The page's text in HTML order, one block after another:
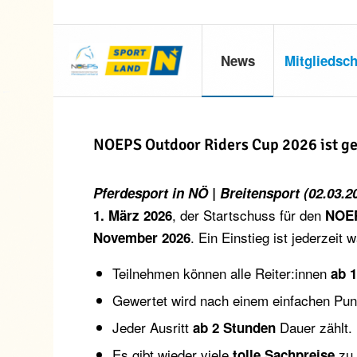
News
NOEPS Outdoor Riders Cup 2026 ist
Pferdesport in NÖ | Breitensport
1. März 2026, der Startschuss für den
November 2026. Ein Einstieg ist jederzeit
Teilnehmen können alle Reiter:innen ab
Gewertet wird nach einem einfachen
Jeder Ausritt ab 2 Stunden Dauer zählt.